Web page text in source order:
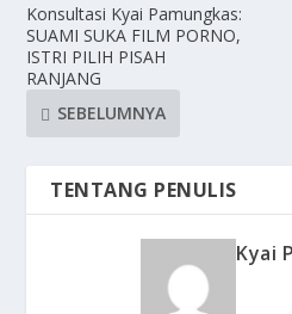
Konsultasi Kyai Pamungkas:
SUAMI SUKA FILM PORNO,
ISTRI PILIH PISAH
RANJANG
SEBELUMNYA
TENTANG PENULIS
Kyai